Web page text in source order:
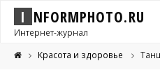
I NFORMPHOTO.RU
Интернет-журнал
Красота и здоровье